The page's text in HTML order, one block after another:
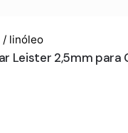
/ linóleo
Leister 2,5mm para